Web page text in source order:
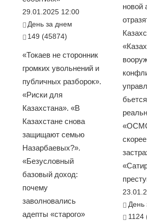
29.01.2025 12:00
День за днем
149 (45874)
«Токаев не сторонник
громких увольнений и
публичных разборок».
«Риски для
Казахстана». «В
Казахстане снова
защищают семью
Назарбаевых?».
«Безусловный
базовый доход:
почему
заволновались
адепты «старого»
новой
День
1124